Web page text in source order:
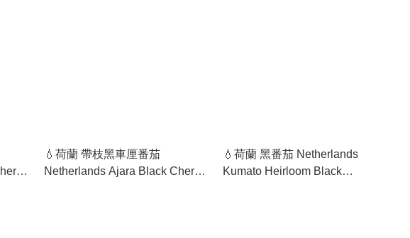
💧荷蘭 帶枝黑車厘番茄
Netherlands Ajara Black Cherry
💧荷蘭 黑番茄 Netherlands
Kumato Heirloom Black